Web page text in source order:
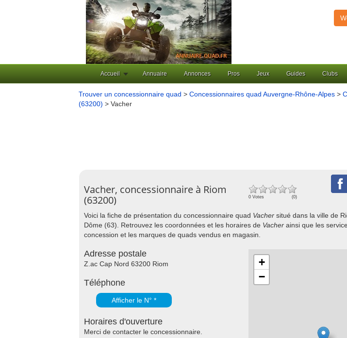
Accueil Annuaire Annonces Pros Jeux Guides Clubs
Trouver un concessionnaire quad > Concessionnaires quad Auvergne-Rhône-Alpes >
(63200) > Vacher
Vacher, concessionnaire à Riom
(63200)
0 Votes (0)
Voici la fiche de présentation du concessionnaire quad Vacher situé dans la ville de
Dôme (63). Retrouvez les coordonnées et les horaires de Vacher ainsi que les
concession et les marques de quads vendus en magasin.
Adresse postale
Z.ac Cap Nord 63200 Riom
Téléphone
Afficher le N° *
Horaires d'ouverture
Merci de contacter le concessionnaire.
+
−